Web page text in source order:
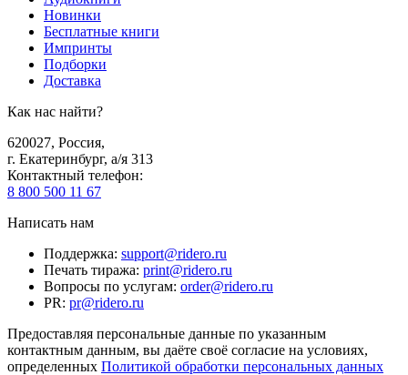
Новинки
Бесплатные книги
Импринты
Подборки
Доставка
Как нас найти?
620027, Россия,
г. Екатеринбург, а/я 313
Контактный телефон:
8 800 500 11 67
Написать нам
Поддержка: support@ridero.ru
Печать тиража: print@ridero.ru
Вопросы по услугам: order@ridero.ru
PR: pr@ridero.ru
Предоставляя персональные данные по указанным
контактным данным, вы даёте своё согласие на условиях,
определенных Политикой обработки персональных данных